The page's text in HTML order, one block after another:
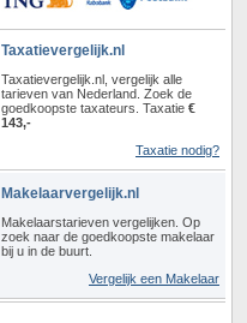
Taxatievergelijk.nl
Taxatievergelijk.nl, vergelijk alle
tarieven van Nederland. Zoek de
goedkoopste taxateurs. Taxatie €
143,-
Taxatie nodig?
Makelaarvergelijk.nl
Makelaarstarieven vergelijken. Op
zoek naar de goedkoopste makelaar
bij u in de buurt.
Vergelijk een Makelaar